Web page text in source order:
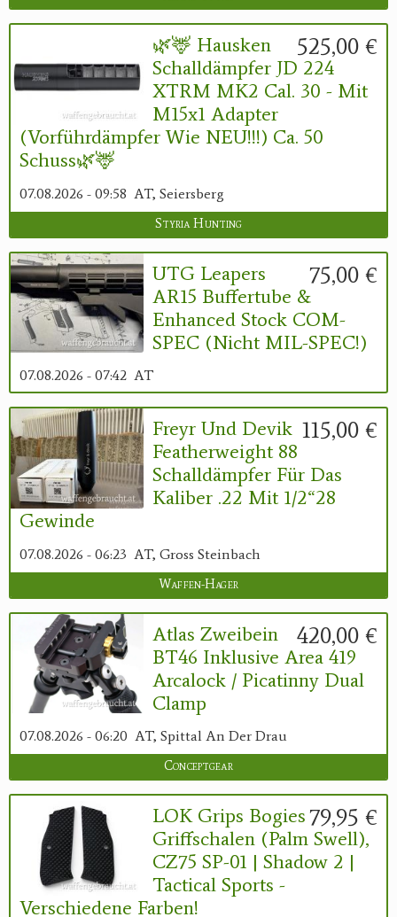
525,00 €
🌿🦌 Hausken
Schalldämpfer JD 224
XTRM MK2 Cal. 30 - Mit
M15x1 Adapter
(Vorführdämpfer Wie NEU!!!) Ca. 50
Schuss🌿🦌
07.08.2026 - 09:58 AT, Seiersberg
Styria Hunting
75,00 €
UTG Leapers
AR15 Buffertube &
Enhanced Stock COM-
SPEC (nicht MIL-SPEC!)
07.08.2026 - 07:42 AT
115,00 €
Freyr Und Devik
Featherweight 88
Schalldämpfer Für Das
Kaliber .22 Mit 1/2“28
Gewinde
07.08.2026 - 06:23 AT, Gross Steinbach
Waffen-Hager
420,00 €
Atlas Zweibein
BT46 Inklusive Area 419
Arcalock / Picatinny Dual
Clamp
07.08.2026 - 06:20 AT, Spittal An Der Drau
Conceptgear
79,95 €
LOK Grips Bogies
Griffschalen (Palm Swell),
CZ75 SP-01 | Shadow 2 |
Tactical Sports -
Verschiedene Farben!